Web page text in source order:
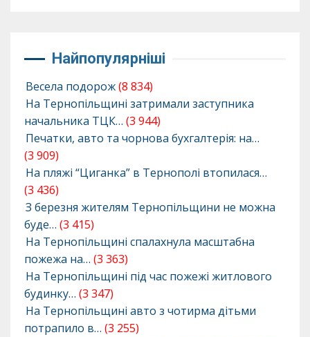
Найпопулярніші
Весела подорож(8 834)
На Тернопільщині затримали заступника
начальника ТЦК… (3 944)
Печатки, авто та чорнова бухгалтерія: на…
(3 909)
На пляжі “Циганка” в Тернополі втопилася…
(3 436)
З березня жителям Тернопільщини не можна
буде… (3 415)
На Тернопільщині спалахнула масштабна
пожежа на… (3 363)
На Тернопільщині під час пожежі житлового
будинку… (3 347)
На Тернопільщині авто з чотирма дітьми
потрапило в… (3 255)